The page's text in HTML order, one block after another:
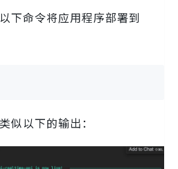
下命令将应用程序部署到
似以下的输出：